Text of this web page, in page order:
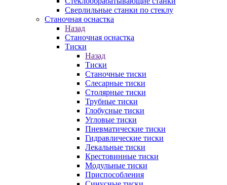
Сверлильные станки по стеклу
Станочная оснастка
Назад
Станочная оснастка
Тиски
Назад
Тиски
Станочные тиски
Слесарные тиски
Столярные тиски
Трубные тиски
Глобусные тиски
Угловые тиски
Пневматические тиски
Гидравлические тиски
Лекальные тиски
Крестовинные тиски
Модульные тиски
Приспособления